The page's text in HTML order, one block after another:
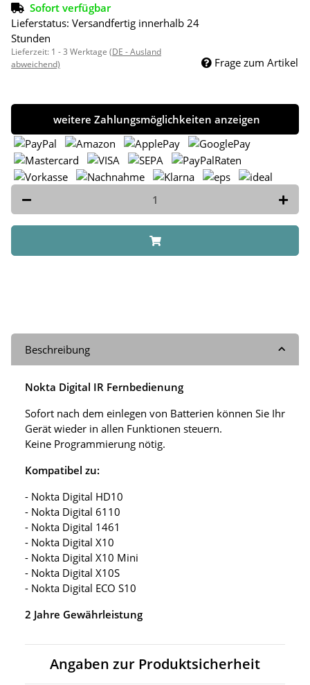
Sofort verfügbar
Lieferstatus: Versandfertig innerhalb 24
Stunden
Lieferzeit: 1 - 3 Werktage (DE - Ausland
abweichend)
Frage zum Artikel
weitere Zahlungsmöglichkeiten anzeigen
Beschreibung
Nokta Digital IR Fernbedienung
Sofort nach dem einlegen von Batterien können Sie Ihr
Gerät wieder in allen Funktionen steuern.
Keine Programmierung nötig.
Kompatibel zu:
- Nokta Digital HD10
- Nokta Digital 6110
- Nokta Digital 1461
- Nokta Digital X10
- Nokta Digital X10 Mini
- Nokta Digital X10S
- Nokta Digital ECO S10
2 Jahre Gewährleistung
Angaben zur Produktsicherheit